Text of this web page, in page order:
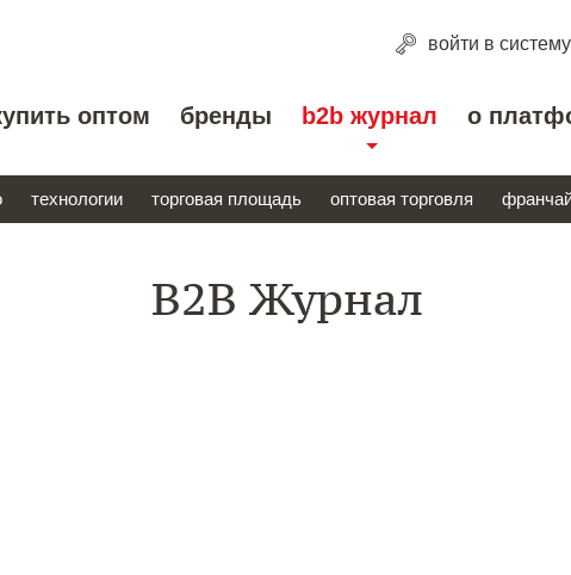
войти в систему
оптом бренды b2b журнал о
технологии торговая площадь оптовая торговля
B2B Журнал